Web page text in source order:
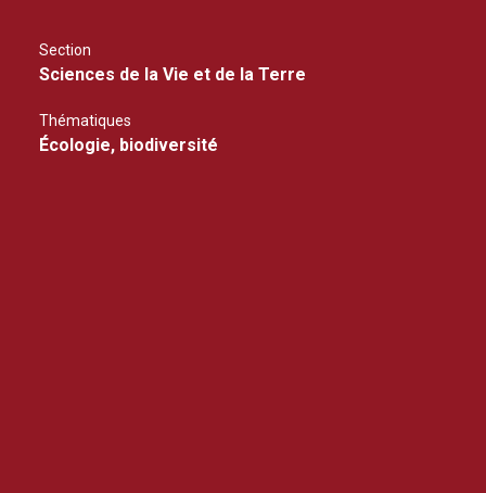
Section
Sciences de la Vie et de la Terre
Thématiques
Écologie, biodiversité